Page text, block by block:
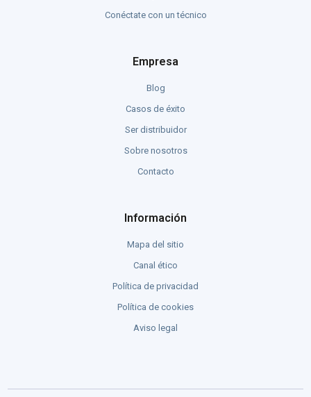
Conéctate con un técnico
Empresa
Blog
Casos de éxito
Ser distribuidor
Sobre nosotros
Contacto
Información
Mapa del sitio
Canal ético
Política de privacidad
Política de cookies
Aviso legal